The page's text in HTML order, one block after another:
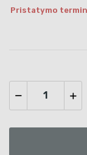
Pristatymo